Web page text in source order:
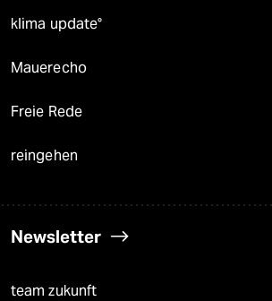
klima update°
Mauerecho
Freie Rede
reingehen
Newsletter
team zukunft